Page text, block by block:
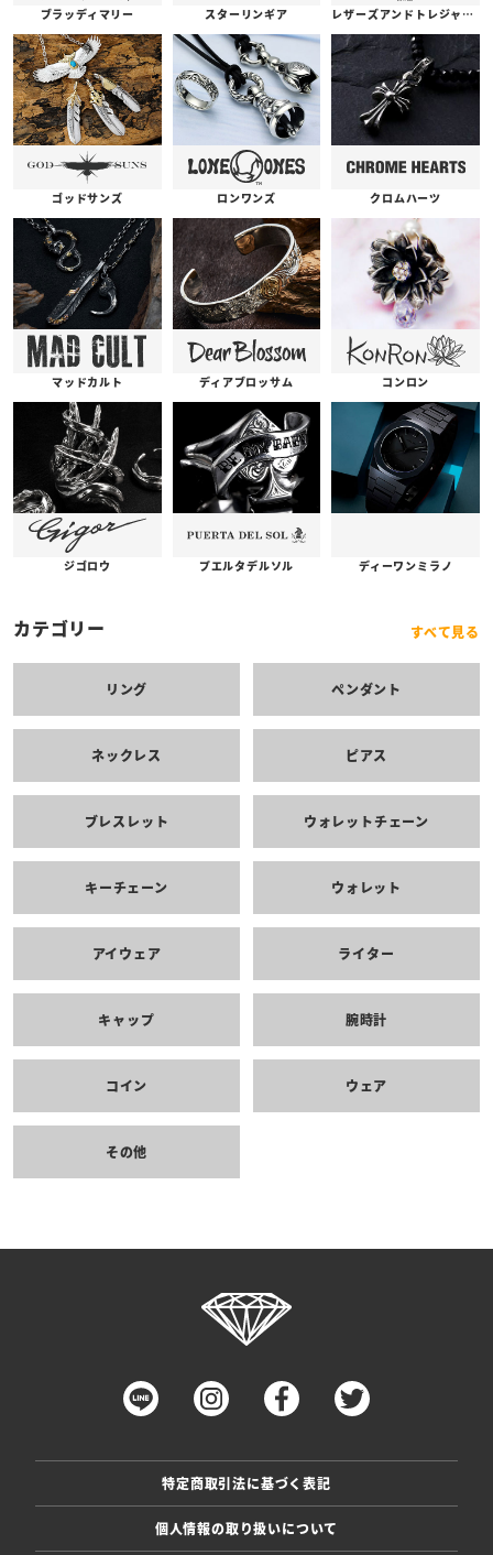
ブラッディマリー スターリンギア レザーズアンドトレジャーズ
ゴッドサンズ ロンワンズ クロムハーツ
マッドカルト ディアブロッサム コンロン
ジゴロウ プエルタデルソル ディーワンミラノ
カテゴリー すべて見る
リング ペンダント
ネックレス ピアス
ブレスレット ウォレットチェーン
キーチェーン ウォレット
アイウェア ライター
キャップ 腕時計
コイン ウェア
その他
特定商取引法に基づく表記
個人情報の取り扱いについて